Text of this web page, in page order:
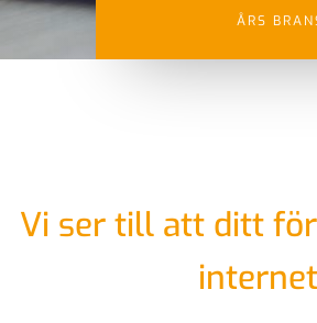
ÅRS
Vi ser till att ditt